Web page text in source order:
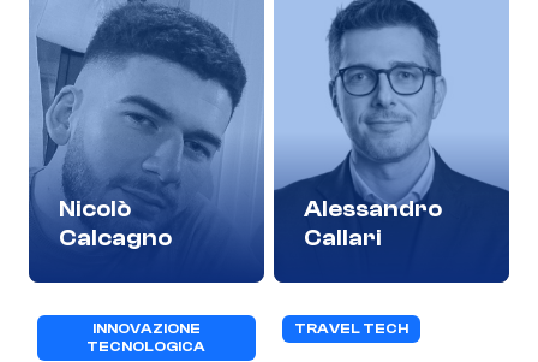
Nicolò
Calcagno
INNOVAZIONE
TECNOLOGICA
Alessandro
Callari
TRAVEL TECH